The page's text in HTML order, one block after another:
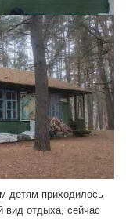
детям приходилось
вид отдыха, сейчас